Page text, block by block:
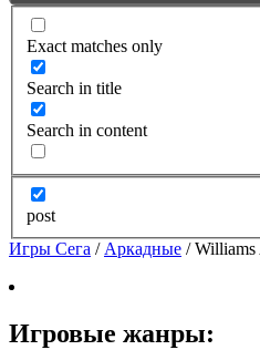
Exact matches only
Search in title
Search in content
post
Игры Сега / Аркадные /Williams
Игровые жанры: